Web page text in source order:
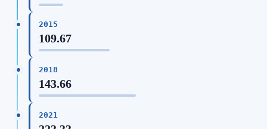
2015
109.67
2018
143.66
2021